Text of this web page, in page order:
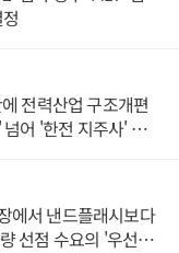
전력산업 구조개편
어 '한전 지주사' 재편
에서 낸드플래시보다
선점 수요의 '우선순